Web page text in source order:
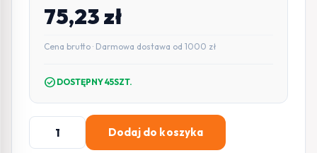
75,23zł
Cena brutto · Darmowa dostawa od 1000 zł
check_circle DOSTĘPNY 45SZT.
ilość
Zestaw
Dodaj do koszyka